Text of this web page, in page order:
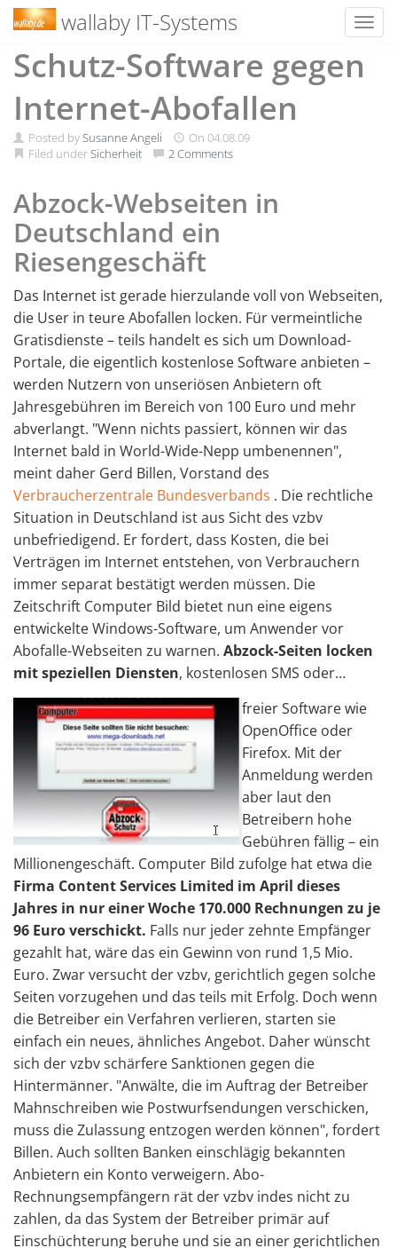
Skip
wallaby IT-Systems
Schutz-Software gegen
Internet-Abofallen
Posted bySusanne Angeli On 04.08.09
Filed underSicherheit 2 Comments
Abzock-Webseiten in
Deutschland ein
Riesengeschäft
Das Internet ist gerade hierzulande voll von Webseiten,
die User in teure Abofallen locken. Für vermeintliche
Gratisdienste – teils handelt es sich um Download-
Portale, die eigentlich kostenlose Software anbieten –
werden Nutzern von unseriösen Anbietern oft
Jahresgebühren im Bereich von 100 Euro und mehr
abverlangt. "Wenn nichts passiert, können wir das
Internet bald in World-Wide-Nepp umbenennen",
meint daher Gerd Billen, Vorstand des
Verbraucherzentrale Bundesverbands . Die rechtliche
Situation in Deutschland ist aus Sicht des vzbv
unbefriedigend. Er fordert, dass Kosten, die bei
Verträgen im Internet entstehen, von Verbrauchern
immer separat bestätigt werden müssen. Die
Zeitschrift Computer Bild bietet nun eine eigens
entwickelte Windows-Software, um Anwender vor
Abofalle-Webseiten zu warnen. Abzock-Seiten locken
mit speziellen Diensten, kostenlosen SMS oder…
freier Software wie
OpenOffice oder
Firefox. Mit der
Anmeldung werden
aber laut den
Betreibern hohe
Gebühren fällig – ein
Millionengeschäft. Computer Bild zufolge hat etwa die
Firma Content Services Limited im April dieses
Jahres in nur einer Woche 170.000 Rechnungen zu je
96 Euro verschickt. Falls nur jeder zehnte Empfänger
gezahlt hat, wäre das ein Gewinn von rund 1,5 Mio.
Euro. Zwar versucht der vzbv, gerichtlich gegen solche
Seiten vorzugehen und das teils mit Erfolg. Doch wenn
die Betreiber ein Verfahren verlieren, starten sie
einfach ein neues, ähnliches Angebot. Daher wünscht
sich der vzbv schärfere Sanktionen gegen die
Hintermänner. "Anwälte, die im Auftrag der Betreiber
Mahnschreiben wie Postwurfsendungen verschicken,
muss die Zulassung entzogen werden können", fordert
Billen. Auch sollten Banken einschlägig bekannten
Anbietern ein Konto verweigern. Abo-
Rechnungsempfängern rät der vzbv indes nicht zu
zahlen, da das System der Betreiber primär auf
Einschüchterung beruhe und sie an einer gerichtlichen